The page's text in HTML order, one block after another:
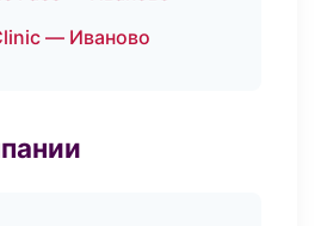
— Иваново